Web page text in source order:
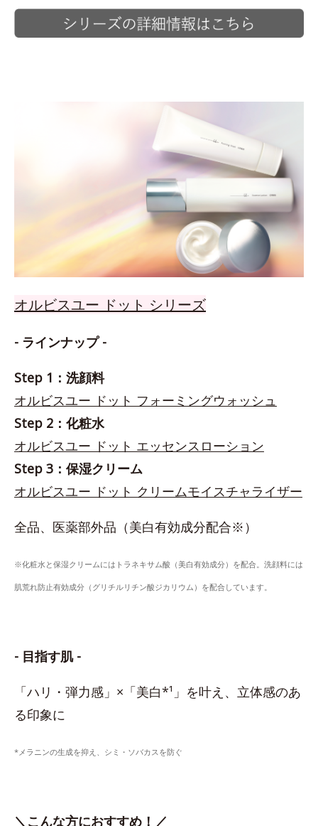
オルビスユー ドット シリーズ
- ラインナップ -
Step 1：洗顔料
オルビスユー ドット フォーミングウォッシュ
Step 2：化粧水
オルビスユー ドット エッセンスローション
Step 3：保湿クリーム
オルビスユー ドット クリームモイスチャライザー
全品、医薬部外品（美白有効成分配合※）
※化粧水と保湿クリームにはトラネキサム酸（美白有効成分）を配合。洗顔料には
肌荒れ防止有効成分（グリチルリチン酸ジカリウム）を配合しています。
- 目指す肌 -
「ハリ・弾力感」×「美白*¹」を叶え、立体感のあ
る印象に
*メラニンの生成を抑え、シミ・ソバカスを防ぐ
＼こんな方におすすめ！／